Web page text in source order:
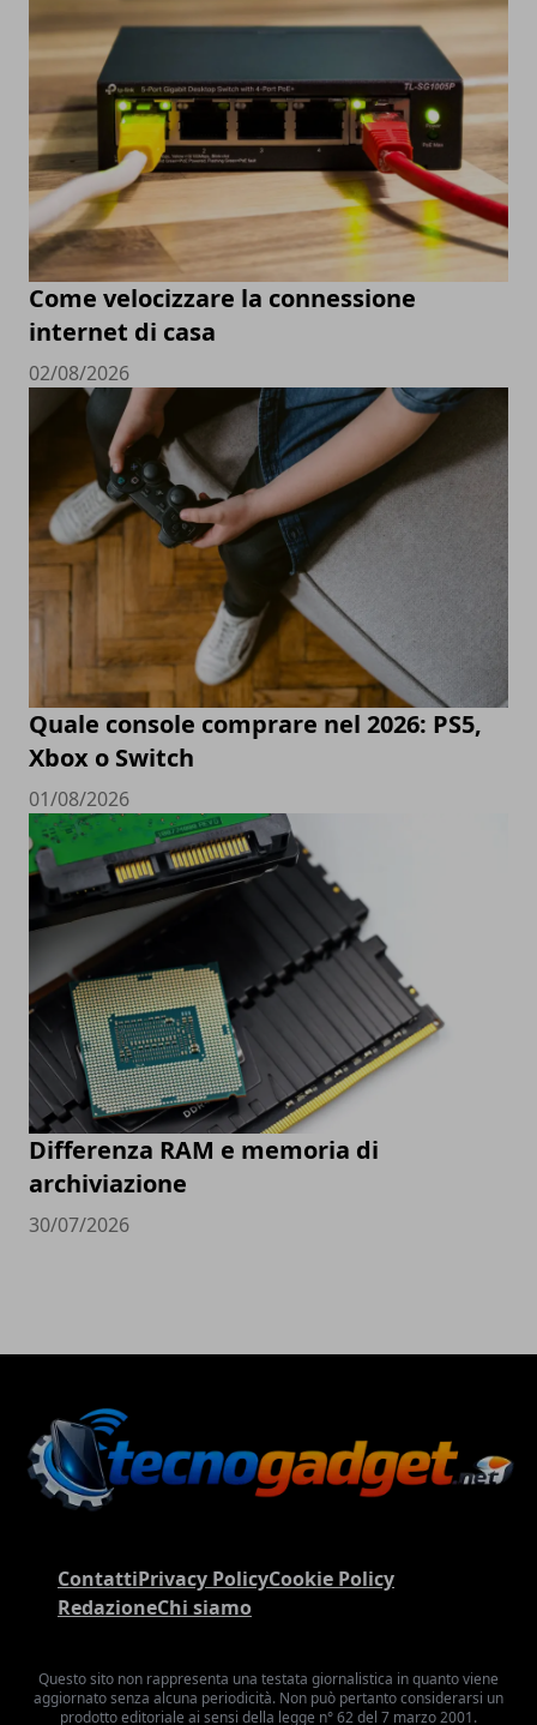
Come velocizzare la connessione
internet di casa
02/08/2026
Quale console comprare nel 2026: PS5,
Xbox o Switch
01/08/2026
Differenza RAM e memoria di
archiviazione
30/07/2026
ContattiPrivacy PolicyCookie Policy
RedazioneChi siamo
Questo sito non rappresenta una testata giornalistica in quanto viene
aggiornato senza alcuna periodicità. Non può pertanto considerarsi un
prodotto editoriale ai sensi della legge n° 62 del 7 marzo 2001.